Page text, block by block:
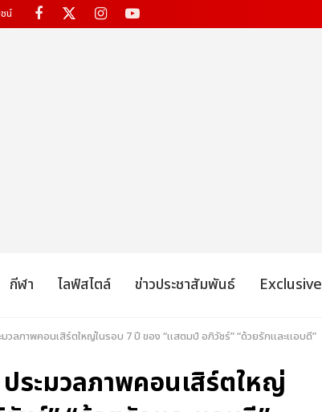
น์
กีฬา ไลฟ์สไตล์ ข่าวประชาสัมพันธ์ Exclusive
ลภาพคอนเสิร์ตใหญ่ในรอบ 7 ปี ของ “แสตมป์ อภิวัชร์” “ด้วยรักและแอบดี”
ะมวลภาพคอนเสิร์ตใหญ่